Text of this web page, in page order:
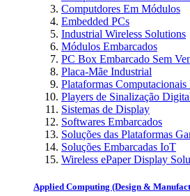
Computdores Em Módulos
Embedded PCs
Industrial Wireless Solutions
Módulos Embarcados
PC Box Embarcado Sem
Placa-Mãe Industrial
Plataformas Computacionais
Players de Sinalização
Sistemas de Display
Softwares Embarcados
Soluções das Plataformas
Soluções Embarcadas IoT
Wireless ePaper Display
Applied Computing (Design &